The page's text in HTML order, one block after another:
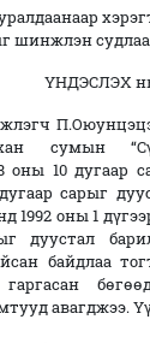
хэрэгт
шинжлэн
ҮНДЭСЛЭХ
сумын
оны 10 дугаар
сарыг
1992 оны 1
дуустал
байдлаа
авагджээ.